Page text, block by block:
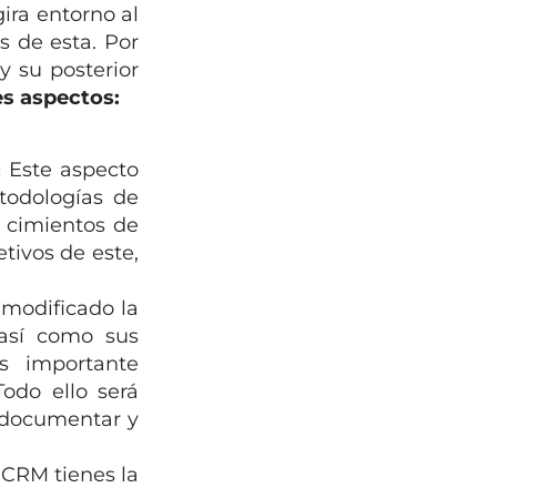
entorno al
de esta. Por
su posterior
aspectos:
Este aspecto
de
de
de este,
la
como sus
importante
ello será
y
tienes la